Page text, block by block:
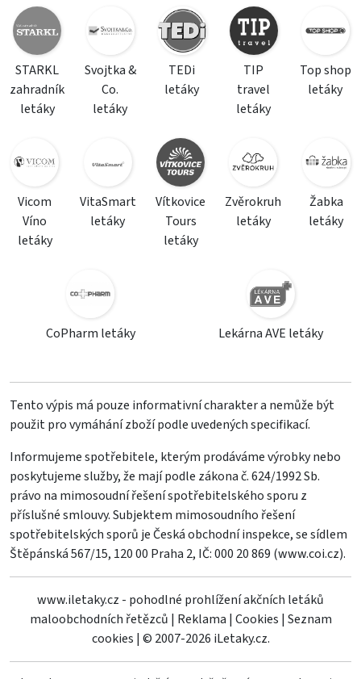
STARKL
zahradník
letáky
Svojtka &
Co.
letáky
TEDi
letáky
TIP
travel
letáky
Top shop
letáky
Vicom
Víno
letáky
VitaSmart
letáky
Vítkovice
Tours
letáky
Zvěrokruh
letáky
Žabka
letáky
CoPharm letáky Lekárna AVE letáky
Tento výpis má pouze informativní charakter a nemůže být
použit pro vymáhání zboží podle uvedených specifikací.
Informujeme spotřebitele, kterým prodáváme výrobky nebo
poskytujeme služby, že mají podle zákona č. 624/1992 Sb.
právo na mimosoudní řešení spotřebitelského sporu z
příslušné smlouvy. Subjektem mimosoudního řešení
spotřebitelských sporů je Česká obchodní inspekce, se sídlem
Štěpánská 567/15, 120 00 Praha 2, IČ: 000 20 869 (www.coi.cz).
www.iletaky.cz - pohodlné prohlížení akčních letáků
maloobchodních řetězců | Reklama | Cookies | Seznam
cookies | © 2007-2026 iLetaky.cz.